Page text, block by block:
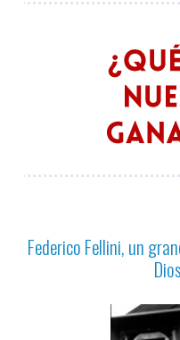
Federico Fellini, un